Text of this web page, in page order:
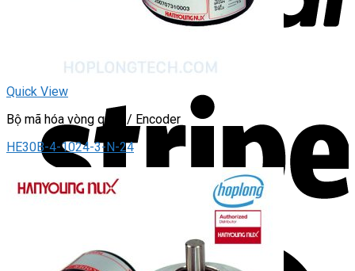
Quick View
Bộ mã hóa vòng quay / Encoder
HE30B-4-1024-3-N-24